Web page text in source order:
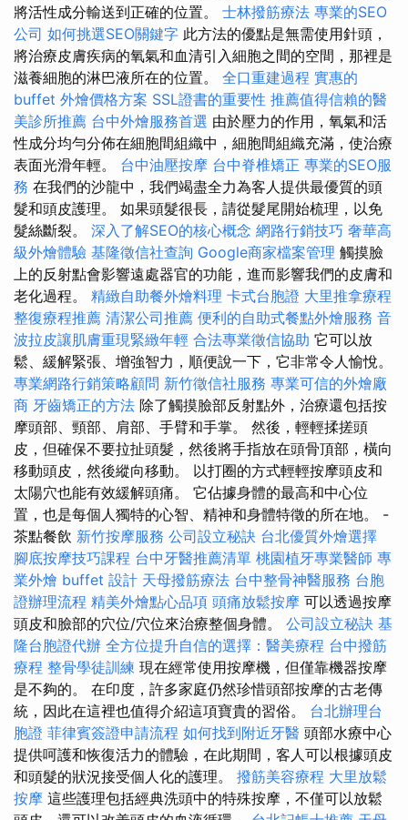
將活性成分輸送到正確的位置。 士林撥筋療法 專業的SEO
公司 如何挑選SEO關鍵字 此方法的優點是無需使用針頭，
將治療皮膚疾病的氧氣和血清引入細胞之間的空間，那裡是
滋養細胞的淋巴液所在的位置。 全口重建過程 實惠的
buffet 外燴價格方案 SSL證書的重要性 推薦值得信賴的醫
美診所推薦 台中外燴服務首選 由於壓力的作用，氧氣和活
性成分均勻分佈在細胞間組織中，細胞間組織充滿，使治療
表面光滑年輕。 台中油壓按摩 台中脊椎矯正 專業的SEO服
務 在我們的沙龍中，我們竭盡全力為客人提供最優質的頭
髮和頭皮護理。 如果頭髮很長，請從髮尾開始梳理，以免
髮絲斷裂。 深入了解SEO的核心概念 網路行銷技巧 奢華高
級外燴體驗 基隆徵信社查詢 Google商家檔案管理 觸摸臉
上的反射點會影響遠處器官的功能，進而影響我們的皮膚和
老化過程。 精緻自助餐外燴料理 卡式台胞證 大里推拿療程
整復療程推薦 清潔公司推薦 便利的自助式餐點外燴服務 音
波拉皮讓肌膚重現緊緻年輕 合法專業徵信協助 它可以放
鬆、緩解緊張、增強智力，順便說一下，它非常令人愉悅。
專業網路行銷策略顧問 新竹徵信社服務 專業可信的外燴廠
商 牙齒矯正的方法 除了觸摸臉部反射點外，治療還包括按
摩頭部、頸部、肩部、手臂和手掌。 然後，輕輕揉搓頭
皮，但確保不要拉扯頭髮，然後將手指放在頭骨頂部，橫向
移動頭皮，然後縱向移動。 以打圈的方式輕輕按摩頭皮和
太陽穴也能有效緩解頭痛。 它佔據身體的最高和中心位
置，也是每個人獨特的心智、精神和身體特徵的所在地。 -
茶點餐飲 新竹按摩服務 公司設立秘訣 台北優質外燴選擇
腳底按摩技巧課程 台中牙醫推薦清單 桃園植牙專業醫師 專
業外燴 buffet 設計 天母撥筋療法 台中整骨神醫服務 台胞
證辦理流程 精美外燴點心品項 頭痛放鬆按摩 可以透過按摩
頭皮和臉部的穴位/穴位來治療整個身體。 公司設立秘訣 基
隆台胞證代辦 全方位提升自信的選擇：醫美療程 台中撥筋
療程 整骨學徒訓練 現在經常使用按摩機，但僅靠機器按摩
是不夠的。 在印度，許多家庭仍然珍惜頭部按摩的古老傳
統，因此在這裡也值得介紹這項寶貴的習俗。 台北辦理台
胞證 菲律賓簽證申請流程 如何找到附近牙醫 頭部水療中心
提供呵護和恢復活力的體驗，在此期間，客人可以根據頭皮
和頭髮的狀況接受個人化的護理。 撥筋美容療程 大里放鬆
按摩 這些護理包括經典洗頭中的特殊按摩，不僅可以放鬆